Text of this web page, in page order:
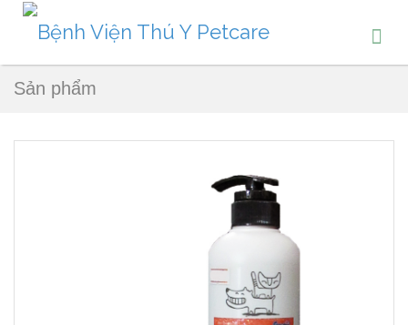
Sản phẩm